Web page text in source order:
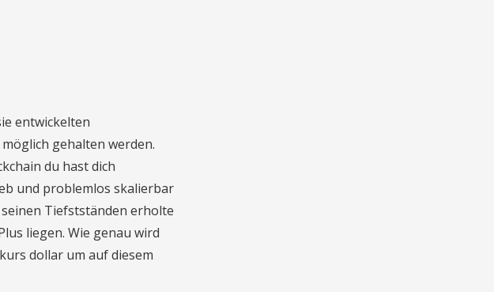
entwickelten
gehalten werden.
du hast dich
und problemlos skalierbar
Tiefstständen erholte
liegen. Wie genau wird
dollar um auf diesem